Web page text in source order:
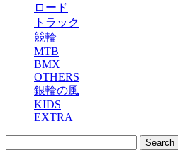
ロード
トラック
競輪
MTB
BMX
OTHERS
銀輪の風
KIDS
EXTRA